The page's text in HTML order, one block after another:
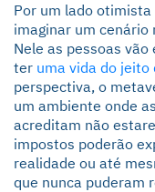
Por um lado
imaginar um
Nele as pessoas
ter uma vida do
perspectiva, o
um ambiente onde
acreditam não
impostos poderão
realidade ou até
que nunca puderam